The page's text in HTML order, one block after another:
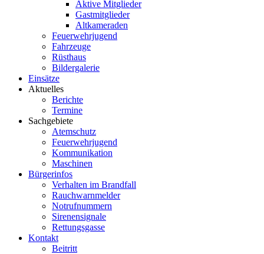
Aktive Mitglieder
Gastmitglieder
Altkameraden
Feuerwehrjugend
Fahrzeuge
Rüsthaus
Bildergalerie
Einsätze
Aktuelles
Berichte
Termine
Sachgebiete
Atemschutz
Feuerwehrjugend
Kommunikation
Maschinen
Bürgerinfos
Verhalten im Brandfall
Rauchwarnmelder
Notrufnummern
Sirenensignale
Rettungsgasse
Kontakt
Beitritt